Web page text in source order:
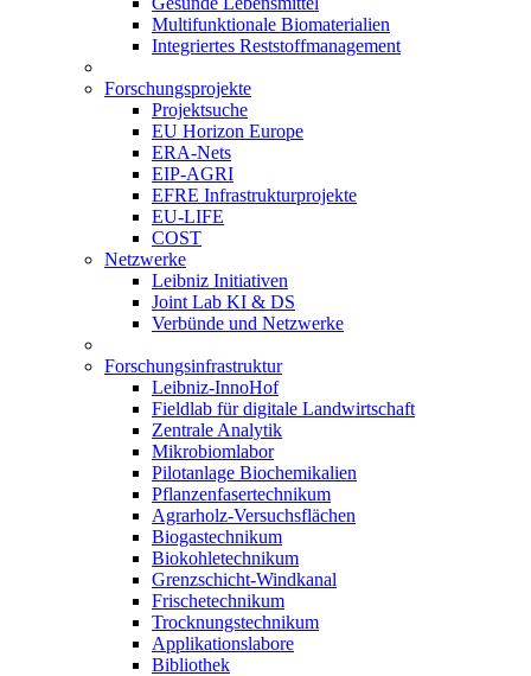
Multifunktionale Biomaterialien
Integriertes Reststoffmanagement
Forschungsprojekte
Projektsuche
EU Horizon Europe
ERA-Nets
EIP-AGRI
EFRE Infrastrukturprojekte
EU-LIFE
COST
Netzwerke
Leibniz Initiativen
Joint Lab KI & DS
Verbünde und Netzwerke
Forschungsinfrastruktur
Leibniz-InnoHof
Fieldlab für digitale Landwirtschaft
Zentrale Analytik
Mikrobiomlabor
Pilotanlage Biochemikalien
Pflanzenfasertechnikum
Agrarholz-Versuchsflächen
Biogastechnikum
Biokohletechnikum
Grenzschicht-Windkanal
Frischetechnikum
Trocknungstechnikum
Applikationslabore
Bibliothek